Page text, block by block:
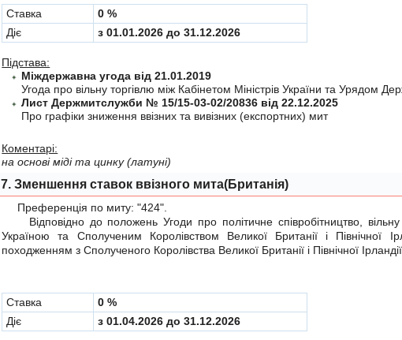
Cтавка
0 %
Діє
з 01.01.2026 до 31.12.2026
Підстава:
Міждержавна угода від 21.01.2019
Угода про вiльну торгiвлю мiж Кабiнетом Мiнiстрiв України та Урядом
Лист Держмитслужби № 15/15-03-02/20836 від 22.12.2025
Про графiки зниження ввiзних та вивiзних (експортних) мит
Коментарі:
на основі міді та цинку (латуні)
7. Зменшення ставок ввізного мита(Британія)
Преференція по миту:"424"
Відповідно до положеньУгоди про політичне співробітництво,
Україною та Сполученим Королівством Великої Британії і Північної
походженням з Сполученого Королівства Великої Британії і Північної
Cтавка
0 %
Діє
з 01.04.2026 до 31.12.2026